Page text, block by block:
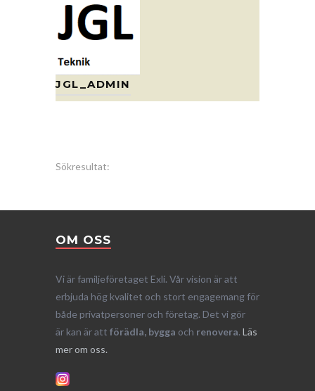
JGL_ADMIN
Sökresultat:
OM OSS
Vi är familjeföretaget Exli. Vår vision är att
erbjuda hög kvalitet och stort engagemang för
både privatpersoner och företag. Det vi gör
är kan är att förädla, bygga och renovera. Läs
mer om oss.